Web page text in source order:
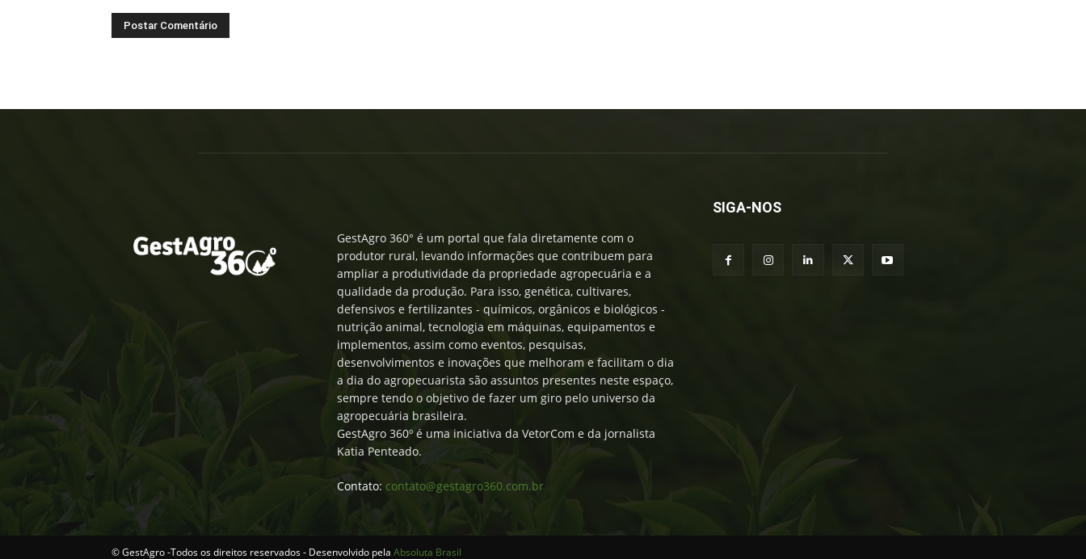
GestAgro 360° é um portal que fala diretamente com o
produtor rural, levando informações que contribuem para
ampliar a produtividade da propriedade agropecuária e a
qualidade da produção. Para isso, genética, cultivares,
defensivos e fertilizantes - químicos, orgânicos e biológicos -
nutrição animal, tecnologia em máquinas, equipamentos e
implementos, assim como eventos, pesquisas,
desenvolvimentos e inovações que melhoram e facilitam o dia
a dia do agropecuarista são assuntos presentes neste espaço,
sempre tendo o objetivo de fazer um giro pelo universo da
agropecuária brasileira.
GestAgro 360º é uma iniciativa da VetorCom e da jornalista
Katia Penteado.
Contato: contato@gestagro360.com.br
SIGA-NOS
© GestAgro -Todos os direitos reservados - Desenvolvido pela Absoluta Brasil